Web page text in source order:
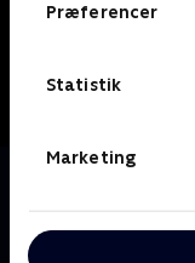
Præferencer
Statistik
Marketing
og genfortolker